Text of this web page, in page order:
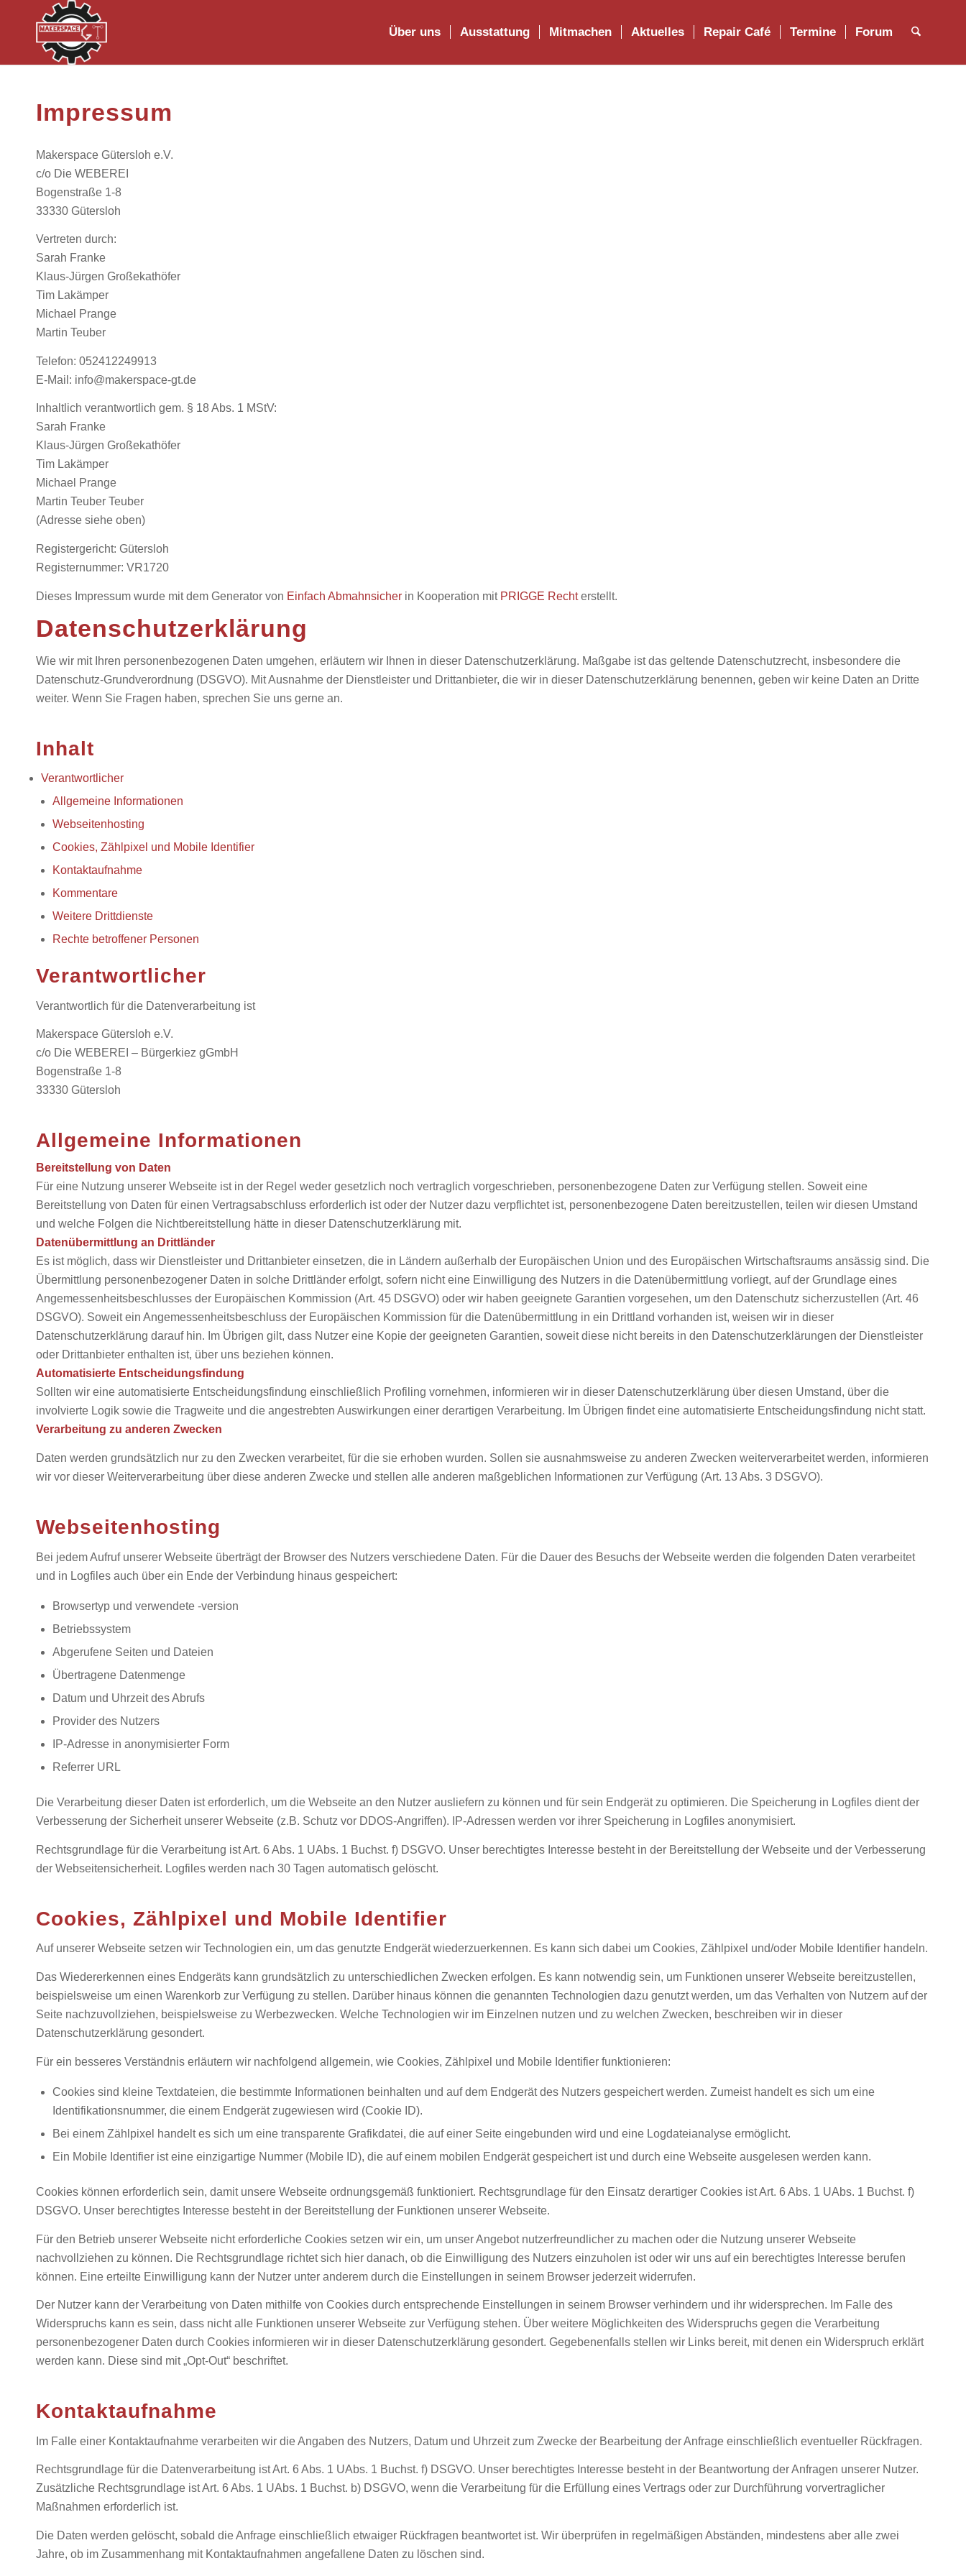
Über uns Ausstattung Mitmachen Aktuelles Repair Café Termine Forum
Impressum
Makerspace Gütersloh e.V.
c/o Die WEBEREI
Bogenstraße 1-8
33330 Gütersloh
Vertreten durch:
Sarah Franke
Klaus-Jürgen Großekathöfer
Tim Lakämper
Michael Prange
Martin Teuber
Telefon: 052412249913
E-Mail: info@makerspace-gt.de
Inhaltlich verantwortlich gem. § 18 Abs. 1 MStV:
Sarah Franke
Klaus-Jürgen Großekathöfer
Tim Lakämper
Michael Prange
Martin Teuber Teuber
(Adresse siehe oben)
Registergericht: Gütersloh
Registernummer: VR1720
Dieses Impressum wurde mit dem Generator von Einfach Abmahnsicher in Kooperation mit PRIGGE Rechterstellt.
Datenschutzerklärung
Wie wir mit Ihren personenbezogenen Daten umgehen, erläutern wir Ihnen in dieser Datenschutzerklärung. Maßgabe ist das geltende Datenschutzrecht, insbesondere die
Datenschutz-Grundverordnung (DSGVO). Mit Ausnahme der Dienstleister und Drittanbieter, die wir in dieser Datenschutzerklärung benennen, geben wir keine Daten an Dritte
weiter. Wenn Sie Fragen haben, sprechen Sie uns gerne an.
Inhalt
Verantwortlicher
Allgemeine Informationen
Webseitenhosting
Cookies, Zählpixel und Mobile Identifier
Kontaktaufnahme
Kommentare
Weitere Drittdienste
Rechte betroffener Personen
Verantwortlicher
Verantwortlich für die Datenverarbeitung ist
Makerspace Gütersloh e.V.
c/o Die WEBEREI – Bürgerkiez gGmbH
Bogenstraße 1-8
33330 Gütersloh
Allgemeine Informationen
Bereitstellung von Daten
Für eine Nutzung unserer Webseite ist in der Regel weder gesetzlich noch vertraglich vorgeschrieben, personenbezogene Daten zur Verfügung stellen. Soweit eine
Bereitstellung von Daten für einen Vertragsabschluss erforderlich ist oder der Nutzer dazu verpflichtet ist, personenbezogene Daten bereitzustellen, teilen wir diesen Umstand
und welche Folgen die Nichtbereitstellung hätte in dieser Datenschutzerklärung mit.
Datenübermittlung an Drittländer
Es ist möglich, dass wir Dienstleister und Drittanbieter einsetzen, die in Ländern außerhalb der Europäischen Union und des Europäischen Wirtschaftsraums ansässig sind. Die
Übermittlung personenbezogener Daten in solche Drittländer erfolgt, sofern nicht eine Einwilligung des Nutzers in die Datenübermittlung vorliegt, auf der Grundlage eines
Angemessenheitsbeschlusses der Europäischen Kommission (Art. 45 DSGVO) oder wir haben geeignete Garantien vorgesehen, um den Datenschutz sicherzustellen (Art. 46
DSGVO). Soweit ein Angemessenheitsbeschluss der Europäischen Kommission für die Datenübermittlung in ein Drittland vorhanden ist, weisen wir in dieser
Datenschutzerklärung darauf hin. Im Übrigen gilt, dass Nutzer eine Kopie der geeigneten Garantien, soweit diese nicht bereits in den Datenschutzerklärungen der Dienstleister
oder Drittanbieter enthalten ist, über uns beziehen können.
Automatisierte Entscheidungsfindung
Sollten wir eine automatisierte Entscheidungsfindung einschließlich Profiling vornehmen, informieren wir in dieser Datenschutzerklärung über diesen Umstand, über die
involvierte Logik sowie die Tragweite und die angestrebten Auswirkungen einer derartigen Verarbeitung. Im Übrigen findet eine automatisierte Entscheidungsfindung nicht statt.
Verarbeitung zu anderen Zwecken
Daten werden grundsätzlich nur zu den Zwecken verarbeitet, für die sie erhoben wurden. Sollen sie ausnahmsweise zu anderen Zwecken weiterverarbeitet werden, informieren
wir vor dieser Weiterverarbeitung über diese anderen Zwecke und stellen alle anderen maßgeblichen Informationen zur Verfügung (Art. 13 Abs. 3 DSGVO).
Webseitenhosting
Bei jedem Aufruf unserer Webseite überträgt der Browser des Nutzers verschiedene Daten. Für die Dauer des Besuchs der Webseite werden die folgenden Daten verarbeitet
und in Logfiles auch über ein Ende der Verbindung hinaus gespeichert:
Browsertyp und verwendete -version
Betriebssystem
Abgerufene Seiten und Dateien
Übertragene Datenmenge
Datum und Uhrzeit des Abrufs
Provider des Nutzers
IP-Adresse in anonymisierter Form
Referrer URL
Die Verarbeitung dieser Daten ist erforderlich, um die Webseite an den Nutzer ausliefern zu können und für sein Endgerät zu optimieren. Die Speicherung in Logfiles dient der
Verbesserung der Sicherheit unserer Webseite (z.B. Schutz vor DDOS-Angriffen). IP-Adressen werden vor ihrer Speicherung in Logfiles anonymisiert.
Rechtsgrundlage für die Verarbeitung ist Art. 6 Abs. 1 UAbs. 1 Buchst. f) DSGVO. Unser berechtigtes Interesse besteht in der Bereitstellung der Webseite und der Verbesserung
der Webseitensicherheit. Logfiles werden nach 30 Tagen automatisch gelöscht.
Cookies, Zählpixel und Mobile Identifier
Auf unserer Webseite setzen wir Technologien ein, um das genutzte Endgerät wiederzuerkennen. Es kann sich dabei um Cookies, Zählpixel und/oder Mobile Identifier handeln.
Das Wiedererkennen eines Endgeräts kann grundsätzlich zu unterschiedlichen Zwecken erfolgen. Es kann notwendig sein, um Funktionen unserer Webseite bereitzustellen,
beispielsweise um einen Warenkorb zur Verfügung zu stellen. Darüber hinaus können die genannten Technologien dazu genutzt werden, um das Verhalten von Nutzern auf der
Seite nachzuvollziehen, beispielsweise zu Werbezwecken. Welche Technologien wir im Einzelnen nutzen und zu welchen Zwecken, beschreiben wir in dieser
Datenschutzerklärung gesondert.
Für ein besseres Verständnis erläutern wir nachfolgend allgemein, wie Cookies, Zählpixel und Mobile Identifier funktionieren:
Cookies sind kleine Textdateien, die bestimmte Informationen beinhalten und auf dem Endgerät des Nutzers gespeichert werden. Zumeist handelt es sich um eine
Identifikationsnummer, die einem Endgerät zugewiesen wird (Cookie ID).
Bei einem Zählpixel handelt es sich um eine transparente Grafikdatei, die auf einer Seite eingebunden wird und eine Logdateianalyse ermöglicht.
Ein Mobile Identifier ist eine einzigartige Nummer (Mobile ID), die auf einem mobilen Endgerät gespeichert ist und durch eine Webseite ausgelesen werden kann.
Cookies können erforderlich sein, damit unsere Webseite ordnungsgemäß funktioniert. Rechtsgrundlage für den Einsatz derartiger Cookies ist Art. 6 Abs. 1 UAbs. 1 Buchst. f)
DSGVO. Unser berechtigtes Interesse besteht in der Bereitstellung der Funktionen unserer Webseite.
Für den Betrieb unserer Webseite nicht erforderliche Cookies setzen wir ein, um unser Angebot nutzerfreundlicher zu machen oder die Nutzung unserer Webseite
nachvollziehen zu können. Die Rechtsgrundlage richtet sich hier danach, ob die Einwilligung des Nutzers einzuholen ist oder wir uns auf ein berechtigtes Interesse berufen
können. Eine erteilte Einwilligung kann der Nutzer unter anderem durch die Einstellungen in seinem Browser jederzeit widerrufen.
Der Nutzer kann der Verarbeitung von Daten mithilfe von Cookies durch entsprechende Einstellungen in seinem Browser verhindern und ihr widersprechen. Im Falle des
Widerspruchs kann es sein, dass nicht alle Funktionen unserer Webseite zur Verfügung stehen. Über weitere Möglichkeiten des Widerspruchs gegen die Verarbeitung
personenbezogener Daten durch Cookies informieren wir in dieser Datenschutzerklärung gesondert. Gegebenenfalls stellen wir Links bereit, mit denen ein Widerspruch erklärt
werden kann. Diese sind mit „Opt-Out“ beschriftet.
Kontaktaufnahme
Im Falle einer Kontaktaufnahme verarbeiten wir die Angaben des Nutzers, Datum und Uhrzeit zum Zwecke der Bearbeitung der Anfrage einschließlich eventueller Rückfragen.
Rechtsgrundlage für die Datenverarbeitung ist Art. 6 Abs. 1 UAbs. 1 Buchst. f) DSGVO. Unser berechtigtes Interesse besteht in der Beantwortung der Anfragen unserer Nutzer.
Zusätzliche Rechtsgrundlage ist Art. 6 Abs. 1 UAbs. 1 Buchst. b) DSGVO, wenn die Verarbeitung für die Erfüllung eines Vertrags oder zur Durchführung vorvertraglicher
Maßnahmen erforderlich ist.
Die Daten werden gelöscht, sobald die Anfrage einschließlich etwaiger Rückfragen beantwortet ist. Wir überprüfen in regelmäßigen Abständen, mindestens aber alle zwei
Jahre, ob im Zusammenhang mit Kontaktaufnahmen angefallene Daten zu löschen sind.